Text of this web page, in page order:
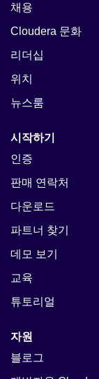
채용
Cloudera 문화
리더십
위치
뉴스룸
시작하기
인증
판매 연락처
다운로드
파트너 찾기
데모 보기
교육
튜토리얼
자원
블로그